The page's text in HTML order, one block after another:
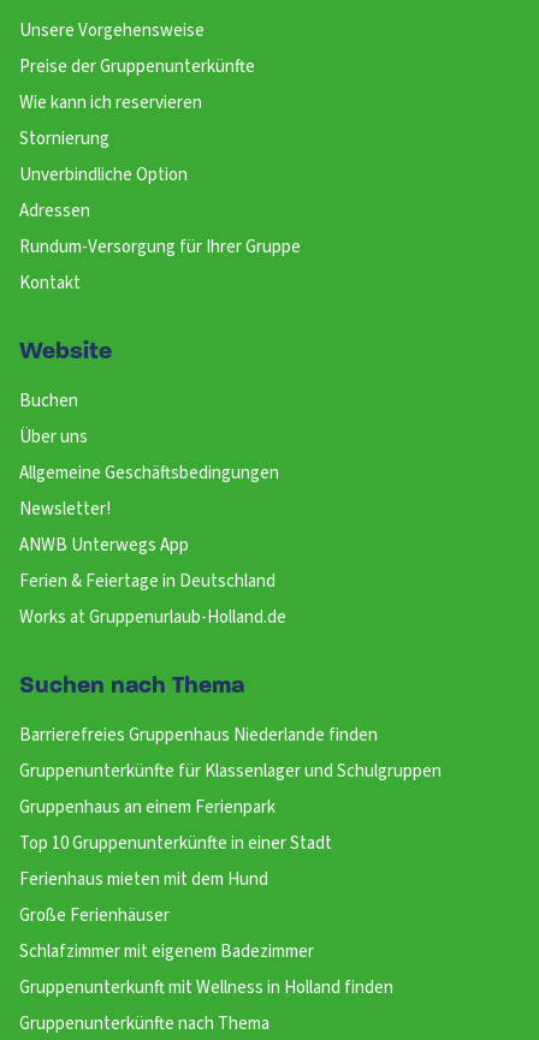
Unsere Vorgehensweise
Preise der Gruppenunterkünfte
Wie kann ich reservieren
Stornierung
Unverbindliche Option
Adressen
Rundum-Versorgung für Ihrer Gruppe
Kontakt
Website
Buchen
Über uns
Allgemeine Geschäftsbedingungen
Newsletter!
ANWB Unterwegs App
Ferien & Feiertage in Deutschland
Works at Gruppenurlaub-Holland.de
Suchen nach Thema
Barrierefreies Gruppenhaus Niederlande finden
Gruppenunterkünfte für Klassenlager und Schulgruppen
Gruppenhaus an einem Ferienpark
Top 10 Gruppenunterkünfte in einer Stadt
Ferienhaus mieten mit dem Hund
Große Ferienhäuser
Schlafzimmer mit eigenem Badezimmer
Gruppenunterkunft mit Wellness in Holland finden
Gruppenunterkünfte nach Thema